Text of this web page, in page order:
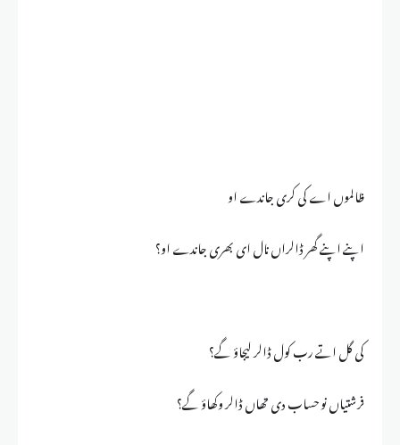
ظالموں اے کی کری جاندے او
اپنے اپنے گھر ڈالراں نال ای بھری جاندے او؟
کی گل اتے رب کول ڈالر لیجاؤ گے؟
فرشتیاں نو حساب دی تھاں ڈالر وکھاؤ گے؟